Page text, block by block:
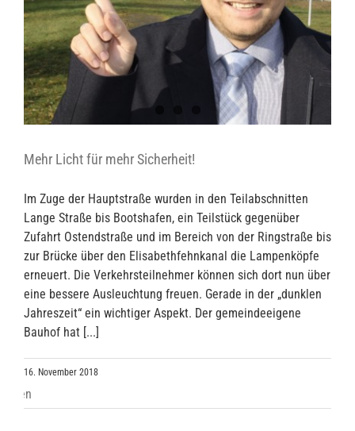
Mehr Licht für mehr Sicherheit!
Im Zuge der Hauptstraße wurden in den Teilabschnitten
Lange Straße bis Bootshafen, ein Teilstück gegenüber
Zufahrt Ostendstraße und im Bereich von der Ringstraße bis
zur Brücke über den Elisabethfehnkanal die Lampenköpfe
erneuert. Die Verkehrsteilnehmer können sich dort nun über
eine bessere Ausleuchtung freuen. Gerade in der „dunklen
Jahreszeit“ ein wichtiger Aspekt. Der gemeindeeigene
Bauhof hat [...]
16. November 2018